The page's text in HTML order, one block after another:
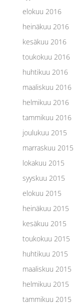
elokuu 2016
heinäkuu 2016
kesäkuu 2016
toukokuu 2016
huhtikuu 2016
maaliskuu 2016
helmikuu 2016
tammikuu 2016
joulukuu 2015
marraskuu 2015
lokakuu 2015
syyskuu 2015
elokuu 2015
heinäkuu 2015
kesäkuu 2015
toukokuu 2015
huhtikuu 2015
maaliskuu 2015
helmikuu 2015
tammikuu 2015